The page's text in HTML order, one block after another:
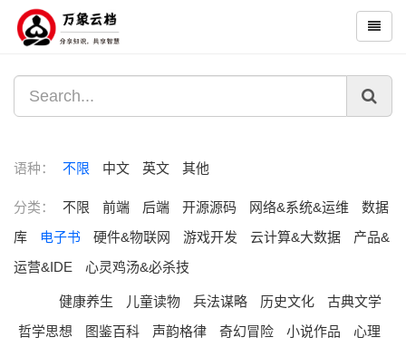
语种： 不限 中文 英文 其他
分类： 不限 前端 后端 开源源码 网络&系统&运维
数据
库
电子书 硬件&物联网 游戏开发 云计算&大数据
产品&
运营&IDE
心灵鸡汤&必杀技
健康养生 儿童读物 兵法谋略 历史文化
古典文学
哲学思想
图鉴百科 声韵格律 奇幻冒险 小说作品
心理